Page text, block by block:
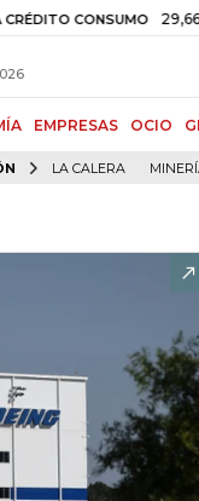
CONSUMO 29,66%
EMPRESAS OCIO
LA CALERA